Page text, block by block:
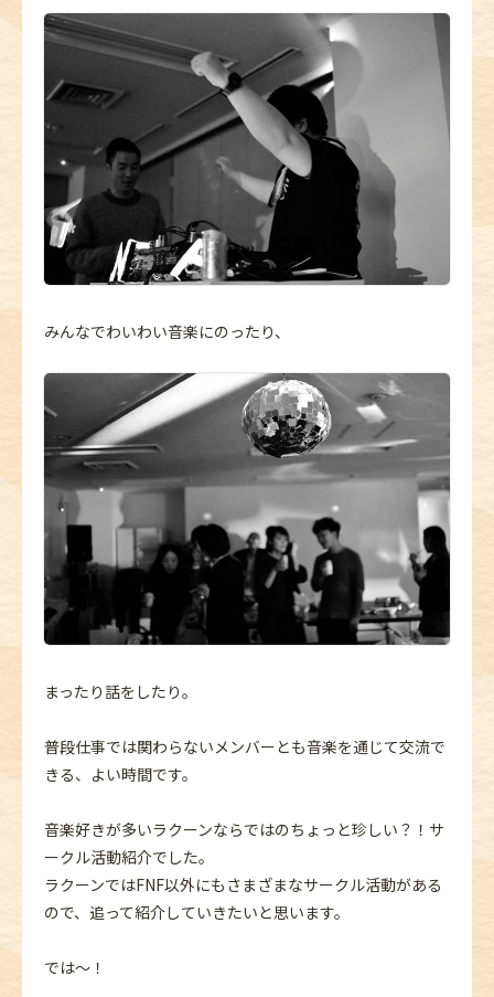
みんなでわいわい音楽にのったり、
まったり話をしたり。
普段仕事では関わらないメンバーとも音楽を通じて交流で
きる、よい時間です。
音楽好きが多いラクーンならではのちょっと珍しい？！サ
ークル活動紹介でした。
ラクーンではFNF以外にもさまざまなサークル活動がある
ので、追って紹介していきたいと思います。
では～！